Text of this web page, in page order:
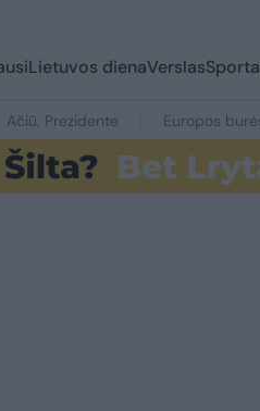
Lietuvos dienaVerslas
Ačiū, Prezidente Europos